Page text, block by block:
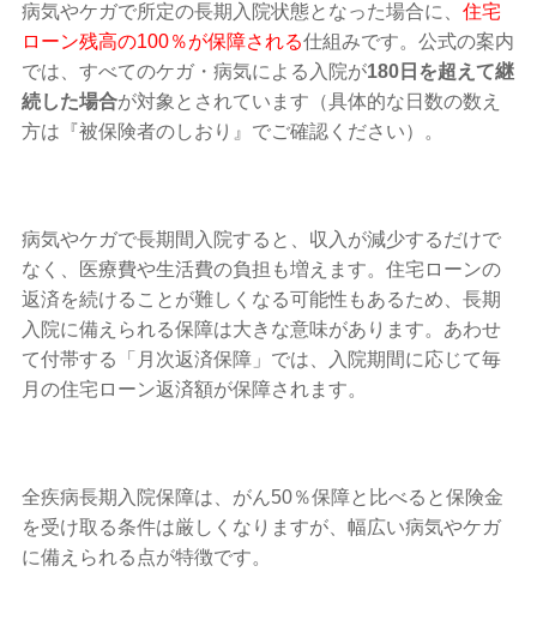
病気やケガで所定の長期入院状態となった場合に、住宅
ローン残高の100％が保障される仕組みです。公式の案内
では、すべてのケガ・病気による入院が180日を超えて継
続した場合が対象とされています（具体的な日数の数え
方は『被保険者のしおり』でご確認ください）。
病気やケガで長期間入院すると、収入が減少するだけで
なく、医療費や生活費の負担も増えます。住宅ローンの
返済を続けることが難しくなる可能性もあるため、長期
入院に備えられる保障は大きな意味があります。あわせ
て付帯する「月次返済保障」では、入院期間に応じて毎
月の住宅ローン返済額が保障されます。
全疾病長期入院保障は、がん50％保障と比べると保険金
を受け取る条件は厳しくなりますが、幅広い病気やケガ
に備えられる点が特徴です。